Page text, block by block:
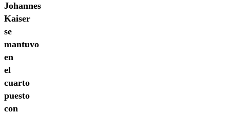
Johannes
Kaiser
se
mantuvo
en
el
cuarto
puesto
con